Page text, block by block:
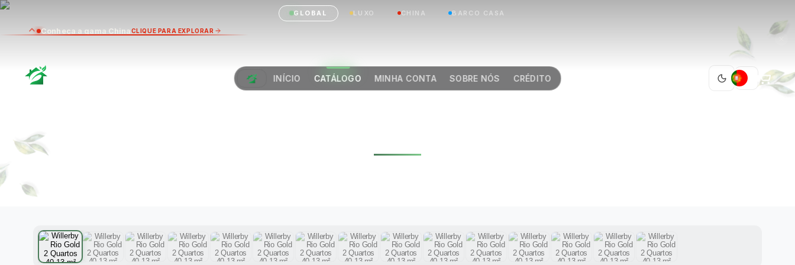
GLOBAL LUXO CHINA BARCO CASA
INÍCIO CATÁLOGO MINHA CONTA SOBRE NÓS CRÉDITO PT
WILLERBY RIO GOLD 2
Conheça a gama ChinaCLIQUE PARA EXPLORAR